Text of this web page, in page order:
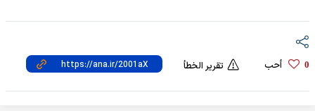
0 أحب تقرير الخطأ